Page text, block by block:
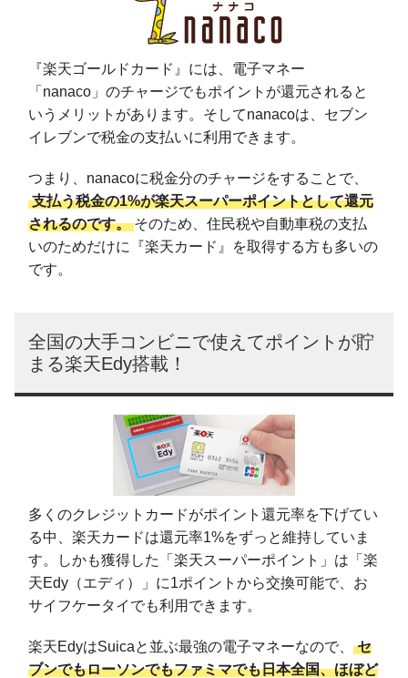
『楽天ゴールドカード』には、電子マネー
「nanaco」のチャージでもポイントが還元されると
いうメリットがあります。そしてnanacoは、セブン
イレブンで税金の支払いに利用できます。
つまり、nanacoに税金分のチャージをすることで、
支払う税金の1%が楽天スーパーポイントとして還元
されるのです。 そのため、住民税や自動車税の支払
いのためだけに『楽天カード』を取得する方も多いの
です。
全国の大手コンビニで使えてポイントが貯
まる楽天Edy搭載！
多くのクレジットカードがポイント還元率を下げてい
る中、楽天カードは還元率1%をずっと維持していま
す。しかも獲得した「楽天スーパーポイント」は「楽
天Edy（エディ）」に1ポイントから交換可能で、お
サイフケータイでも利用できます。
楽天EdyはSuicaと並ぶ最強の電子マネーなので、 セ
ブンでもローソンでもファミマでも日本全国、ほぼど